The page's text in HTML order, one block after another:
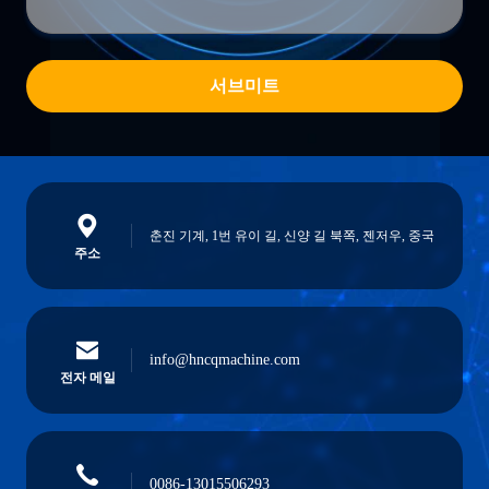
서브미트
주소
춘진 기계, 1번 유이 길, 신양 길 북쪽, 젠저우, 중국
전자 메일
info@hncqmachine.com
0086-13015506293